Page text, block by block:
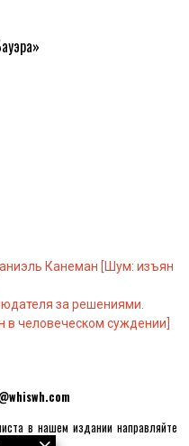
Канеман [Шум: изъян
за решениями.
человеческом суждении]
в нашем издании направляйте